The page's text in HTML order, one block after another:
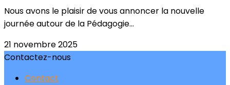
Nous avons le plaisir de vous annoncer la nouvelle
journée autour de la Pédagogie...
21 novembre 2025
Contactez-nous
Contact